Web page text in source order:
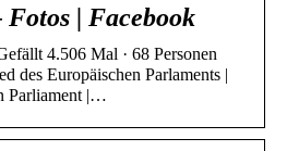
| Facebook
4.506 Mal · 68 Personen
des Europäischen Parlaments |
Parliament |…